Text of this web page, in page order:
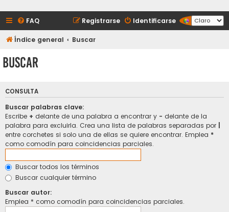
FAQ Identificarse
Registrarse
Índice general Buscar
Buscar
CONSULTA
Buscar palabras clave:
Escribe + delante de una palabra a encontrar y - delante de la
palabra para excluirla. Crea una lista de palabras separadas por
entre corchetes si solo una de ellas se quiere encontrar. Emplea *
como comodín para coincidencias parciales.
Buscar todos los términos
Buscar cualquier término
Buscar autor:
Emplea * como comodín para coincidencias parciales.